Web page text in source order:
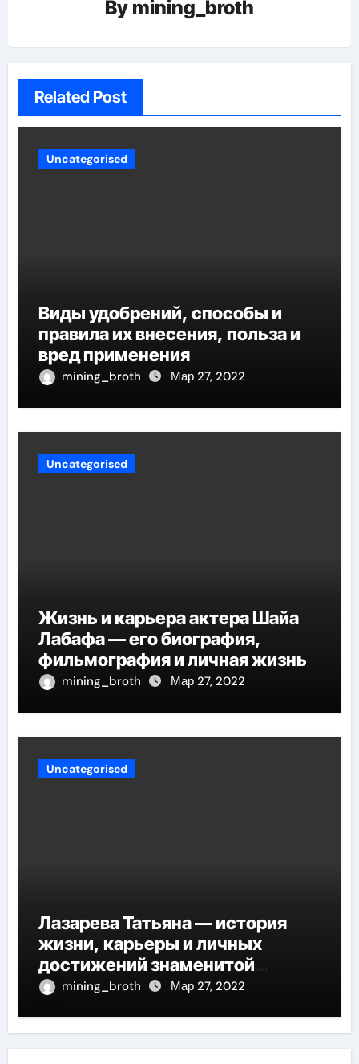
By mining_broth
Related Post
Uncategorised
Виды удобрений, способы и
правила их внесения, польза и
вред применения
mining_broth Мар 27, 2022
Uncategorised
Жизнь и карьера актера Шайа
Лабафа — его биография,
фильмография и личная жизнь
mining_broth Мар 27, 2022
Uncategorised
Лазарева Татьяна — история
жизни, карьеры и личных
достижений знаменитой
актрисы, восходящей на олимп
mining_broth Мар 27, 2022